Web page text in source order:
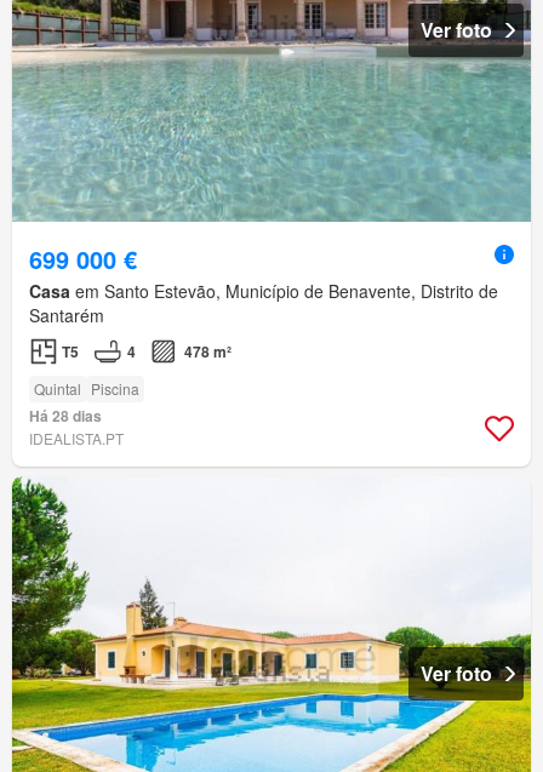
Ver foto
699 000 €
Casa em Santo Estevão, Município de Benavente, Distrito de
Santarém
T5 4 478 m²
Quintal Piscina
Há 28 dias
IDEALISTA.PT
Ver foto